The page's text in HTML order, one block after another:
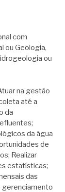
com
ou Geologia,
ou
na gestão
até a
da
da água
de
Realizar
estatísticas;
das
gerenciamento